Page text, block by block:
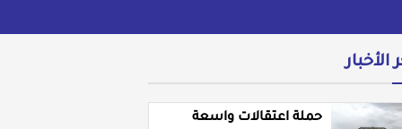
الأخبار
حملة اعتقالات واسعة